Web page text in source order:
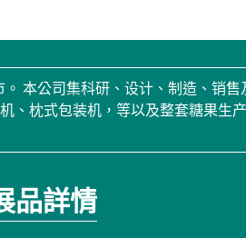
本公司集科研、设计、制造、销
、枕式包装机，等以及整套糖果生
品詳情